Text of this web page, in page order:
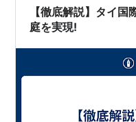
報をまとめました。 国
をする際の手続きは、
【徹底解説】タイ
庭を実現!